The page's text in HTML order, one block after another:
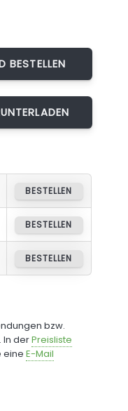
BESTELLEN
BESTELLEN
BESTELLEN
BESTELLEN
bzw.
In derPreisliste
eine E-Mail